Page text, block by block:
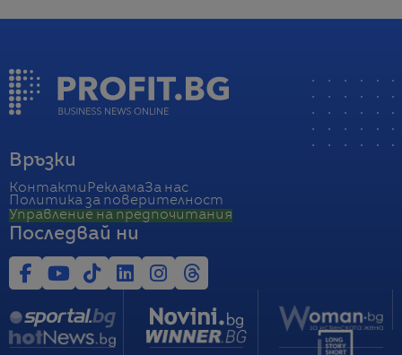
Връзки
Контакти РекламаЗа нас
Политика за поверителност
Управление на предпочитания
Последвай ни